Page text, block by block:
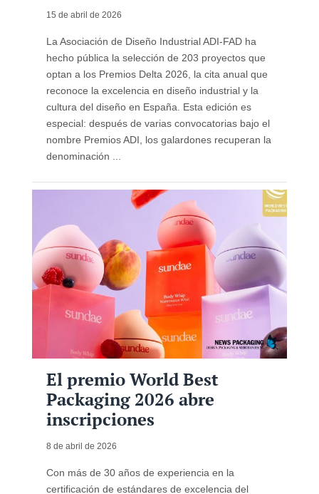
15 de abril de 2026
La Asociación de Diseño Industrial ADI-FAD ha
hecho pública la selección de 203 proyectos que
optan a los Premios Delta 2026, la cita anual que
reconoce la excelencia en diseño industrial y la
cultura del diseño en España. Esta edición es
especial: después de varias convocatorias bajo el
nombre Premios ADI, los galardones recuperan la
denominación ...
El premio World Best
Packaging 2026 abre
inscripciones
8 de abril de 2026
Con más de 30 años de experiencia en la
certificación de estándares de excelencia del